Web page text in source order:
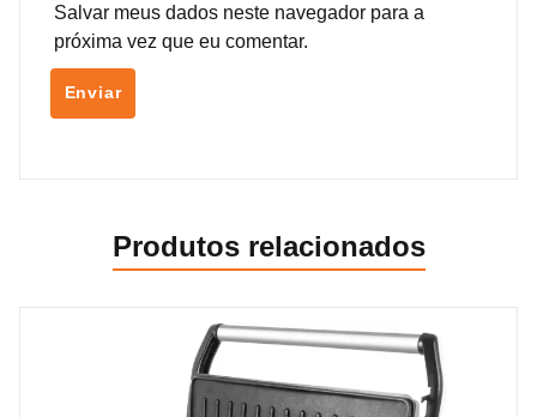
Salvar meus dados neste navegador para a
próxima vez que eu comentar.
Produtos relacionados